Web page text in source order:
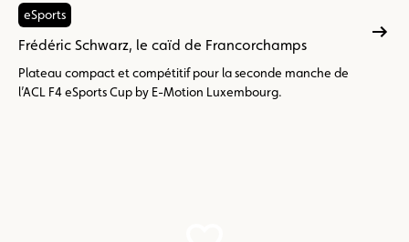
eSports
Frédéric Schwarz, le caïd de Francorchamps
Plateau compact et compétitif pour la seconde manche de
l’ACL F4 eSports Cup by E-Motion Luxembourg.